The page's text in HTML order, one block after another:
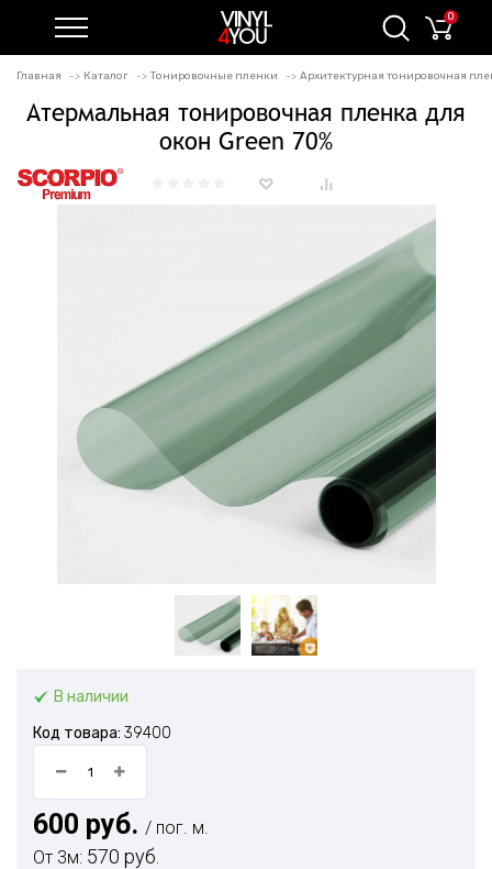
0
Главная Каталог Тонировочные пленки Архитектурная тонировочная
Атермальная тонировочная пленка для
окон Green 70%
В наличии
Код товара: 39400
600 руб. / пог. м.
От 3м: 570 руб.